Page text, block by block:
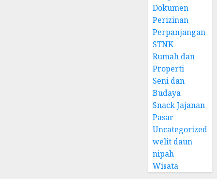
Dokumen
Perizinan
Perpanjangan
STNK
Rumah dan
Properti
Seni dan
Budaya
Snack Jajanan
Pasar
Uncategorized
welit daun
nipah
Wisata